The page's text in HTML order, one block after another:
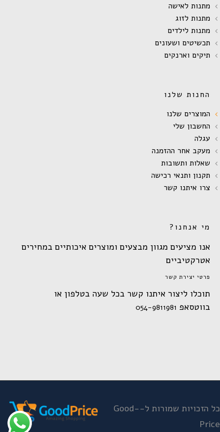
מתנות לאישה
מתנות לזוג
מתנות לילדים
תכשיטים ושעונים
תיקים וארנקים
החנות שלנו
המוצרים שלנו
החשבון שלי
עגלה
מעקב אחר ההזמנה
שאלות ותשובות
תקנון ותנאי רכישה
צרו איתנו קשר
מי אנחנו?
אנו מציעים מגוון מבצעים ומוצרים איכותיים במחירים
אטרקטיביים
פרטי יצירת קשר
תוכלו ליצור איתנו קשר בכל שעה בטלפון או
בווטסאפ 054-9811981
כל הזכויות שמורות ל-Good-
Price